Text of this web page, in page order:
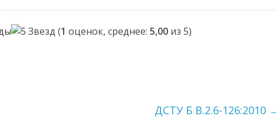
(1 оценок, среднее: 5,00 из 5)
ДСТУ Б В.2.6-126:2010